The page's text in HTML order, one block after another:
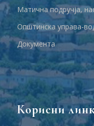
Матична подручја,
Општинска управа-
Документа
Корисни